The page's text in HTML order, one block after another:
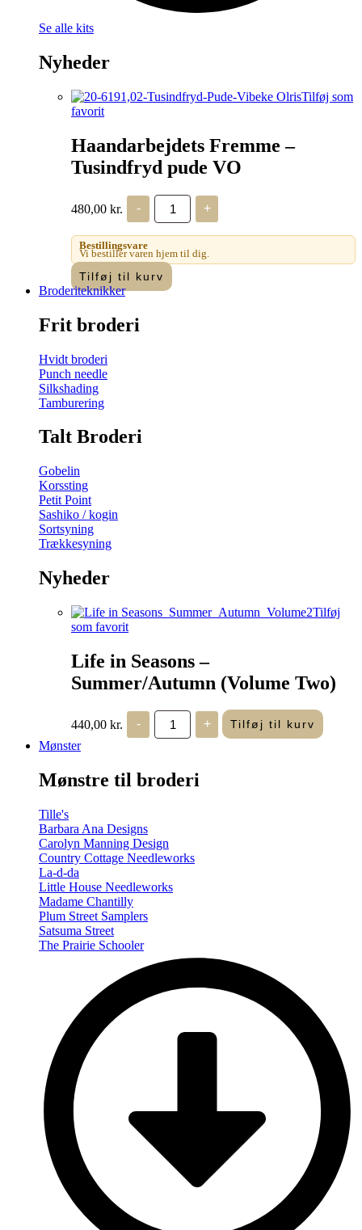
Se alle kits
Nyheder
Tilføj som
favorit
Haandarbejdets Fremme –
Tusindfryd pude VO
480,00 kr. -
Haandarbejdets
Fremme
-
Tusindfryd
pude
VO
antal
+
Bestillingsvare
Vi bestiller varen hjem til dig.
Tilføj til kurv
Broderiteknikker
Frit broderi
Hvidt broderi
Punch needle
Silkshading
Tamburering
Talt Broderi
Gobelin
Korssting
Petit Point
Sashiko / kogin
Sortsyning
Trækkesyning
Nyheder
Tilføj
som favorit
Life in Seasons –
Summer/Autumn (Volume Two)
440,00 kr. -
Life
Seasons
(Volume
+ Tilføj til kurv
Mønster
Mønstre til broderi
Tille's
Barbara Ana Designs
Carolyn Manning Design
Country Cottage Needleworks
La-d-da
Little House Needleworks
Madame Chantilly
Plum Street Samplers
Satsuma Street
The Prairie Schooler